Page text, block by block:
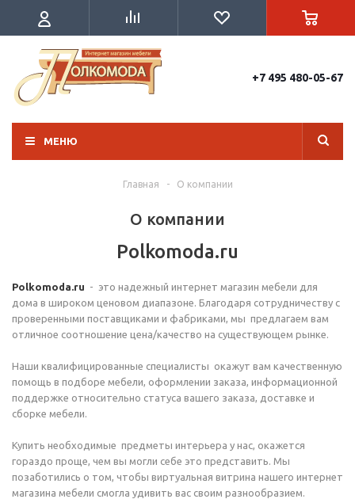
+7 495 480-05-67
МЕНЮ
Главная - О компании
О компании
Polkomoda.ru
Polkomoda.ru - это надежный интернет магазин мебели для
дома в широком ценовом диапазоне. Благодаря сотрудничеству с
проверенными поставщиками и фабриками, мы предлагаем вам
отличное соотношение цена/качество на существующем рынке.
Наши квалифицированные специалисты окажут вам качественную
помощь в подборе мебели, оформлении заказа, информационной
поддержке относительно статуса вашего заказа, доставке и
сборке мебели.
Купить необходимые предметы интерьера у нас, окажется
гораздо проще, чем вы могли себе это представить. Мы
позаботились о том, чтобы виртуальная витрина нашего интернет
магазина мебели смогла удивить вас своим разнообразием.